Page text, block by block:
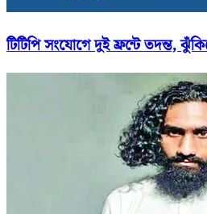
টিটিপি সংযোগে দুই ফ্রন্টে তদন্ত,